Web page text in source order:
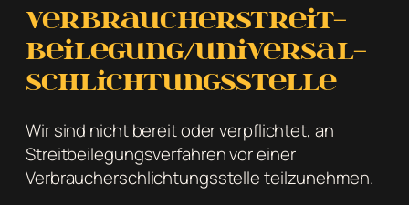
Verbraucher­streit­
beilegung/Universal­
schlichtungs­stelle
Wir sind nicht bereit oder verpflichtet, an
Streitbeilegungsverfahren vor einer
Verbraucherschlichtungsstelle teilzunehmen.